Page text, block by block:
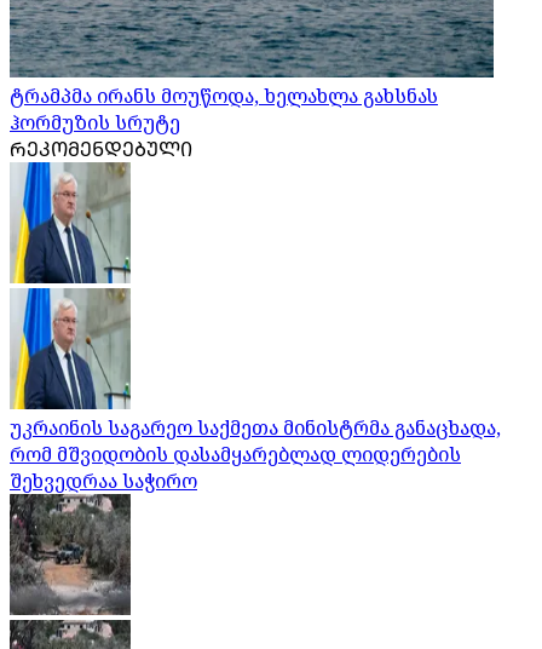
ტრამპმა ირანს მოუწოდა, ხელახლა გახსნას
ჰორმუზის სრუტე
ᲠᲔᲙᲝᲛᲔᲜᲓᲔᲑᲣᲚᲘ
უკრაინის საგარეო საქმეთა მინისტრმა განაცხადა,
რომ მშვიდობის დასამყარებლად ლიდერების
შეხვედრაა საჭირო